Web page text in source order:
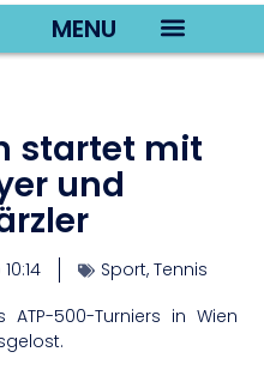
MENU
startet mit
und
10:14 Sport, Tennis
500-Turniers in Wien